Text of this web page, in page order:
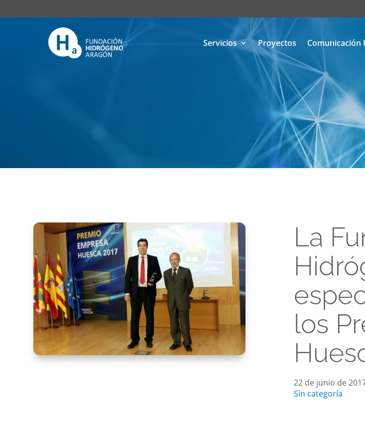
Servicios Proyectos Comunicación
La
los
22 de junio de
Sin categoría